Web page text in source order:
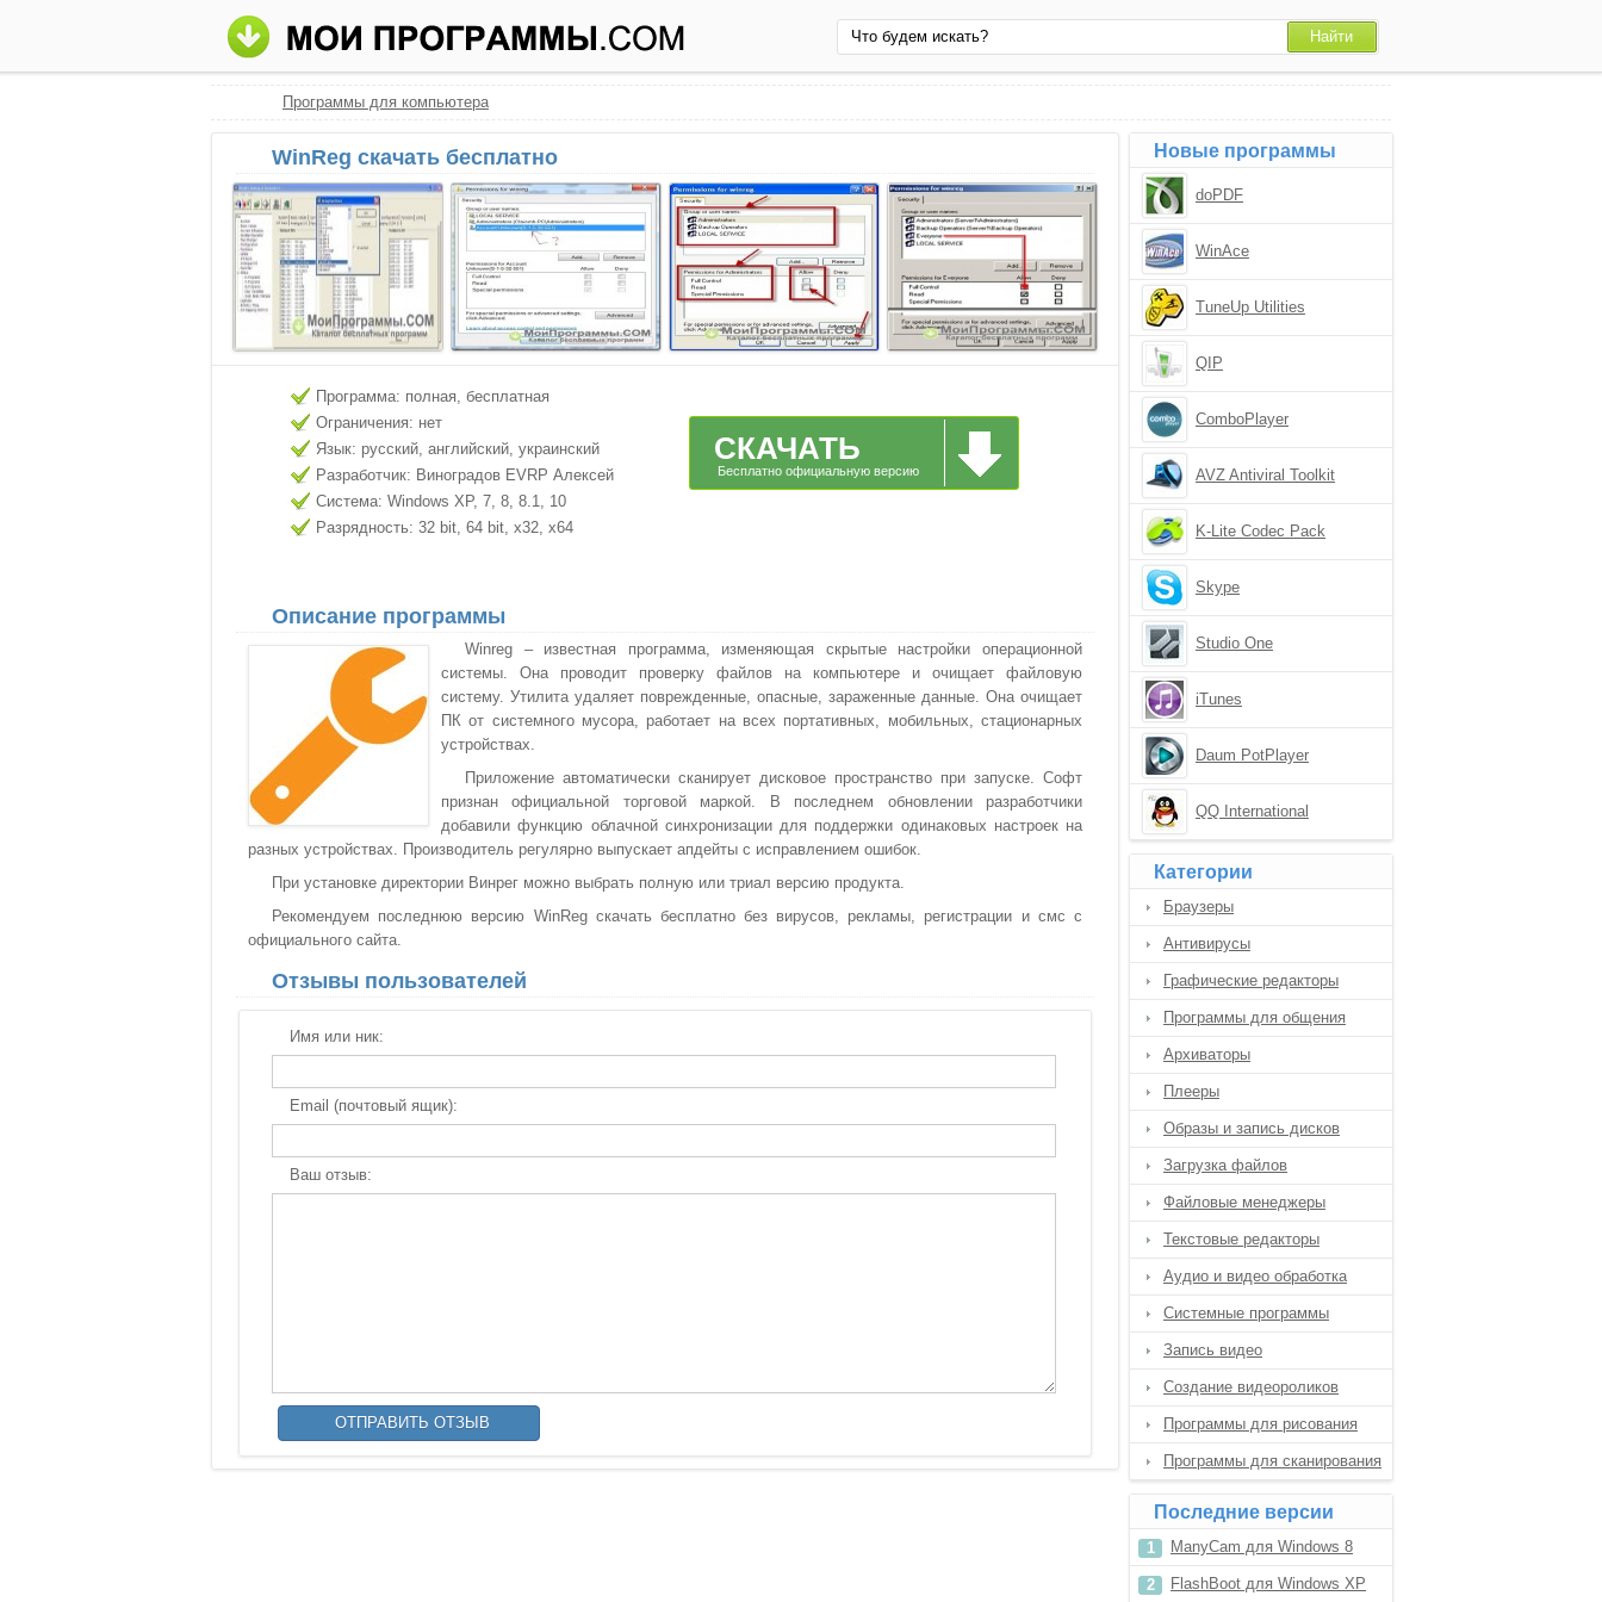
Программы для компьютера
WinReg скачать бесплатно
Программа: полная, бесплатная
Ограничения: нет
Язык: русский, английский, украинский
Разработчик: Виноградов EVRP Алексей
Система: Windows XP, 7, 8, 8.1, 10
Разрядность: 32 bit, 64 bit, x32, x64
СКАЧАТЬ
Бесплатно официальную версию
Описание программы
Winreg – известная программа, изменяющая скрытые настройки операционной
системы. Она проводит проверку файлов на компьютере и очищает файловую
систему. Утилита удаляет поврежденные, опасные, зараженные данные. Она очищает
ПК от системного мусора, работает на всех портативных, мобильных, стационарных
устройствах.
Приложение автоматически сканирует дисковое пространство при запуске. Софт
признан официальной торговой маркой. В последнем обновлении разработчики
добавили функцию облачной синхронизации для поддержки одинаковых настроек на
разных устройствах. Производитель регулярно выпускает апдейты с исправлением ошибок.
При установке директории Винрег можно выбрать полную или триал версию продукта.
Рекомендуем последнюю версию WinReg скачать бесплатно без вирусов, рекламы, регистрации и смс с
официального сайта.
Отзывы пользователей
Имя или ник:
Email (почтовый ящик):
Ваш отзыв:
Новые программы
doPDF
WinAce
TuneUp Utilities
QIP
ComboPlayer
AVZ Antiviral Toolkit
K-Lite Codec Pack
Skype
Studio One
iTunes
Daum PotPlayer
QQ International
Категории
Браузеры
Антивирусы
Графические редакторы
Программы для общения
Архиваторы
Плееры
Образы и запись дисков
Загрузка файлов
Файловые менеджеры
Текстовые редакторы
Аудио и видео обработка
Системные программы
Запись видео
Создание видеороликов
Программы для рисования
Программы для сканирования
Последние версии
ManyCam для Windows 8
FlashBoot для Windows XP